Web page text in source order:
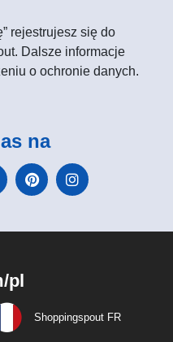
rejestrujesz się do
Dalsze informacje
o ochronie danych.
na
pl
Shoppingspout FR